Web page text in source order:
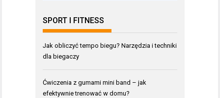
SPORT I FITNESS
Jak obliczyć tempo biegu? Narzędzia i techniki
dla biegaczy
Ćwiczenia z gumami mini band – jak
efektywnie trenować w domu?